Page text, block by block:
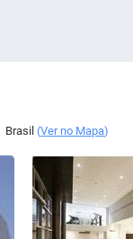
Brasil (Ver no Mapa)